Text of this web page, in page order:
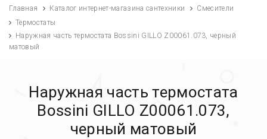
Главная Каталог интернет-магазина сантехники
Смесители
Термостаты
Наружная часть термостата Bossini GILLO Z00061.073, черный
матовый
Наружная часть термостата
Bossini GILLO Z00061.073,
черный матовый